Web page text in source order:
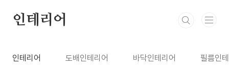
인테리어
인테리어 도배인테리어 바닥인테리어 필름인